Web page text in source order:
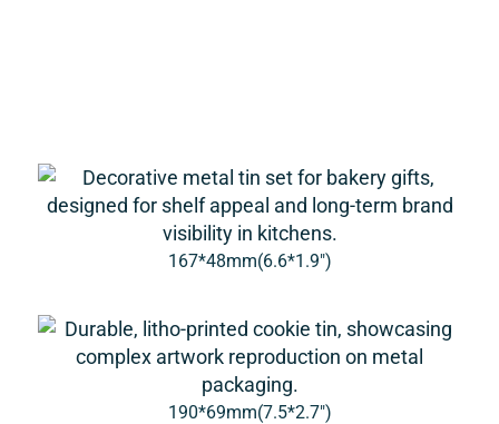
167*48mm(6.6*1.9″)
190*69mm(7.5*2.7″)